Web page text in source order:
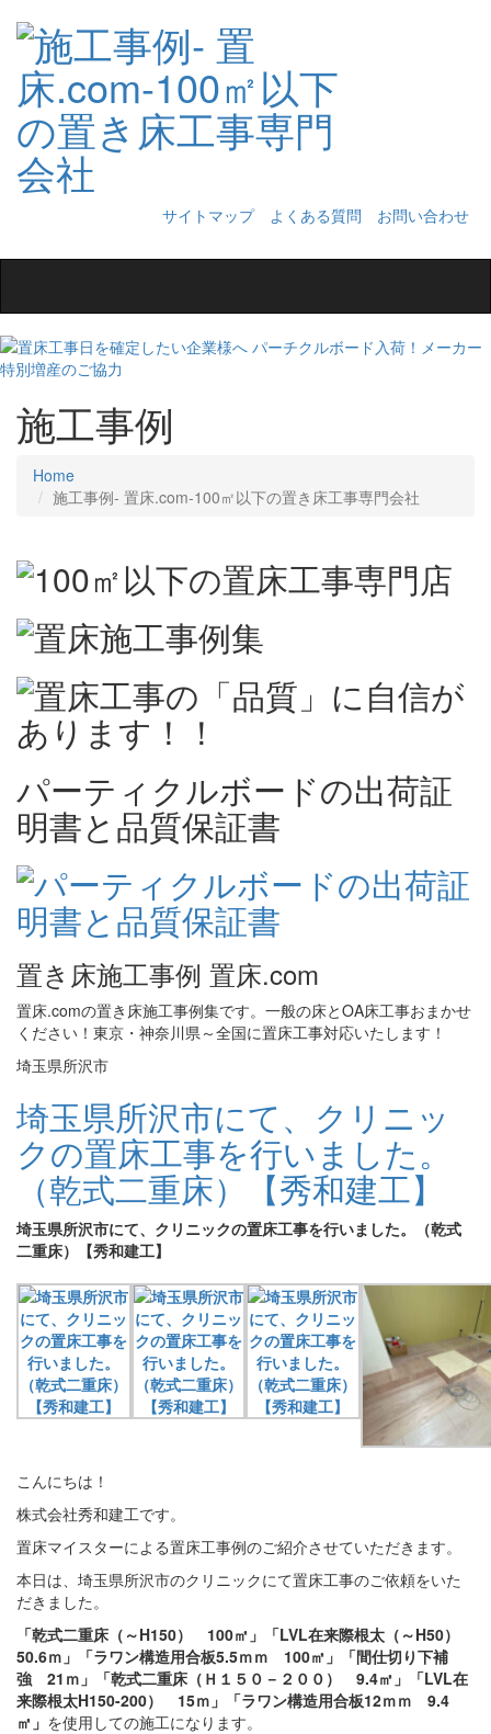
サイトマップ よくある質問
お問い合わせ
navigation
施工事例
Home
施工事例‐ 置床.com-100㎡以下の置き床工事専門会社
パーティクルボードの出荷証
明書と品質保証書
置き床施工事例 置床.com
置床.comの置き床施工事例集です。一般の床とOA床工事おまかせ
ください！東京・神奈川県～全国に置床工事対応いたします！
埼玉県所沢市
埼玉県所沢市にて、クリニッ
クの置床工事を行いました。
（乾式二重床）【秀和建工】
埼玉県所沢市にて、クリニックの置床工事を行いました。（乾式
二重床）【秀和建工】
こんにちは！
株式会社秀和建工です。
置床マイスターによる置床工事例のご紹介させていただきます。
本日は、埼玉県所沢市のクリニックにて置床工事のご依頼をいた
だきました。
「乾式二重床（～H150） 100㎡」「LVL在来際根太（～H50）
50.6ｍ」「ラワン構造用合板5.5ｍｍ 100㎡」「間仕切り下補
強 21ｍ」「乾式二重床（Ｈ１５０－２００） 9.4㎡」「LVL在
来際根太H150-200） 15ｍ」「ラワン構造用合板12ｍｍ 9.4
㎡」 を使用しての施工になります。